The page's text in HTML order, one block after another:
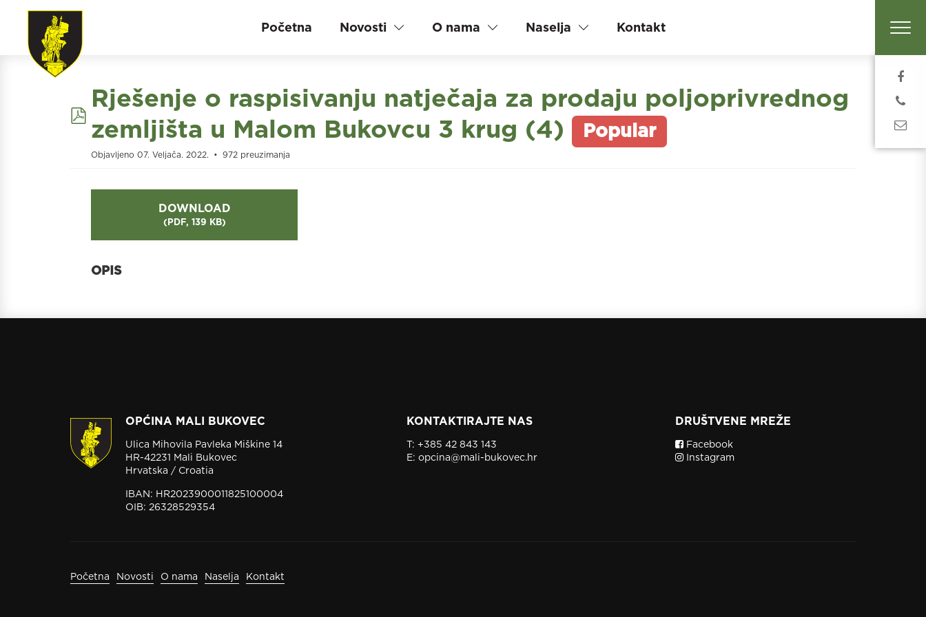
Početna Novosti O nama Naselja Kontakt
pdf
Rješenje o raspisivanju natječaja za prodaju poljoprivrednog
zemljišta u Malom Bukovcu 3 krug (4)
Popular
Objavljeno 07. Veljača. 2022. 972 preuzimanja
DOWNLOAD
( PDF, 139 KB)
OPĆINA MALI BUKOVEC
Ulica Mihovila Pavleka Miškine 14
HR-42231 Mali Bukovec
Hrvatska / Croatia
IBAN: HR2023900011825100004
OIB: 26328529354
KONTAKTIRAJTE NAS
T: +385 42 843 143
E: opcina@mali-bukovec.hr
DRUŠTVENE MREŽE
Facebook
Instagram
Početna Novosti O nama Naselja Kontakt